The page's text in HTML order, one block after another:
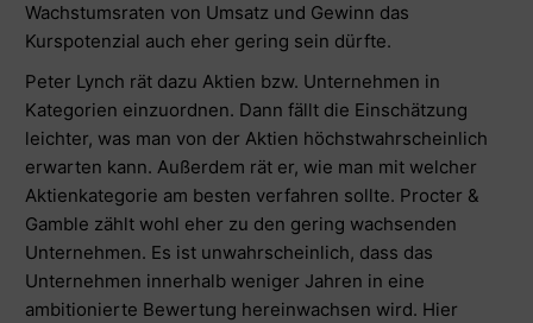
Wachstumsraten von Umsatz und Gewinn das
Kurspotenzial auch eher gering sein dürfte.
Peter Lynch rät dazu Aktien bzw. Unternehmen in
Kategorien einzuordnen. Dann fällt die Einschätzung
leichter, was man von der Aktien höchstwahrscheinlich
erwarten kann. Außerdem rät er, wie man mit welcher
Aktienkategorie am besten verfahren sollte. Procter &
Gamble zählt wohl eher zu den gering wachsenden
Unternehmen. Es ist unwahrscheinlich, dass das
Unternehmen innerhalb weniger Jahren in eine
ambitionierte Bewertung hereinwachsen wird. Hier